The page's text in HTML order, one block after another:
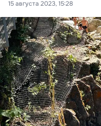
15 августа 2023, 15:28